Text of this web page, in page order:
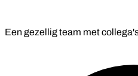
Een gezellig team met